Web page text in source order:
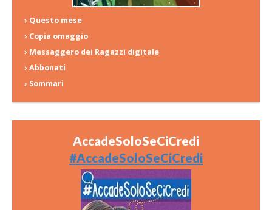
› Questo mese
› Copia omaggio
› Messaggero dei Ragazzi digitale
› Abbonati
› Sommari
AccadeSoloSeCiCredi
#AccadeSoloSeCiCredi